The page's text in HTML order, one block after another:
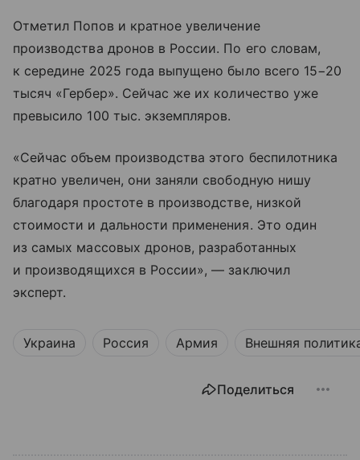
Отметил Попов и кратное увеличение
производства дронов в России. По его словам,
к середине 2025 года выпущено было всего 15−20
тысяч «Гербер». Сейчас же их количество уже
превысило 100 тыс. экземпляров.
«Сейчас объем производства этого беспилотника
кратно увеличен, они заняли свободную нишу
благодаря простоте в производстве, низкой
стоимости и дальности применения. Это один
из самых массовых дронов, разработанных
и производящихся в России», — заключил
эксперт.
Украина Россия Армия Внешняя
Поделиться